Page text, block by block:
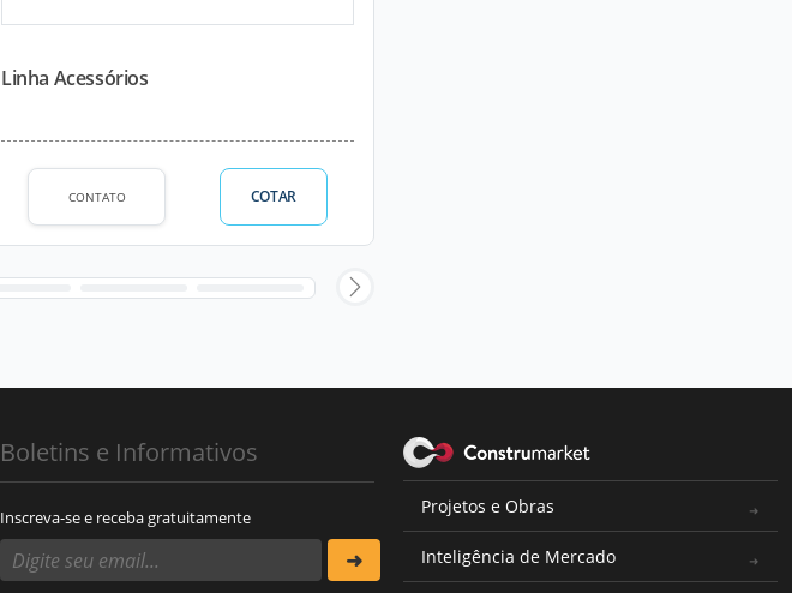
Linha Acessórios
CONTATO COTAR
Boletins e Informativos
Inscreva-se e receba gratuitamente
Projetos e Obras
Inteligência de Mercado